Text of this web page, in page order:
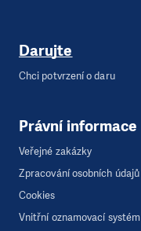
Darujte
Chci potvrzení o daru
Právní informace
Veřejné zakázky
Zpracování osobních údajů
Cookies
Vnitřní oznamovací systém